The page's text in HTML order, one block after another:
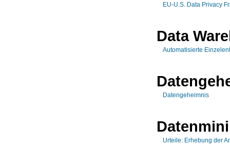
EU-U.S. Data Privacy
Data
Automatisierte
Datengeheimnis
Urteile: Erhebung der